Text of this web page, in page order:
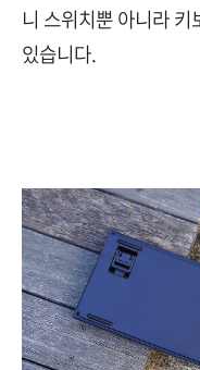
니 스위치뿐 아니라
있습니다.